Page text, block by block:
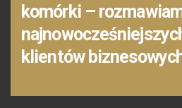
komórki –
klientów